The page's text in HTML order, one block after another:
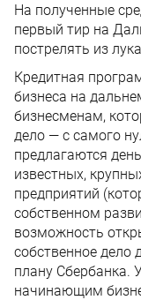
На полученные
первый тир на
пострелять из
Кредитная
бизнеса на
бизнесменам,
дело — с самого
предлагаются
известных,
предприятий
собственном
возможность
собственное
плану Сбербанка.
начинающим